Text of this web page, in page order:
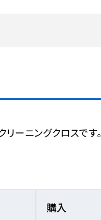
ーニングクロスです。
購入